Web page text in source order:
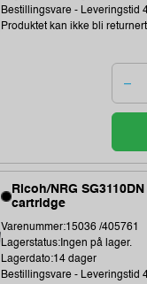
Bestillingsvare - Leveringstid
Produktet kan ikke bli
Ricoh/NRG
cartridge
Varenummer:15036 /405761
Lagerstatus:Ingen på lager.
Lagerdato:14 dager
Bestillingsvare - Leveringstid